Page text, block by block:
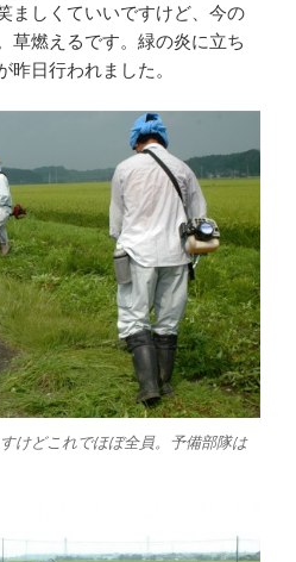
ましくていいですけど、今の
草燃えるです。緑の炎に立ち
昨日行われました。
けどこれでほぼ全員。予備部隊は